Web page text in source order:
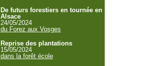
De futurs forestiers en tournée en
Alsace
24/05/2024
du Forez aux Vosges
Reprise des plantations
15/05/2024
dans la forêt école